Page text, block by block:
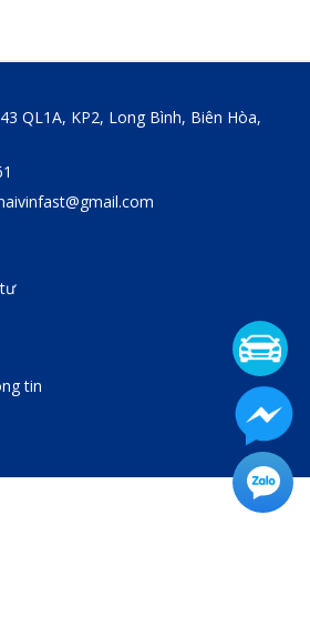
QL1A, KP2, Long Bình, Biên Hòa,
tin